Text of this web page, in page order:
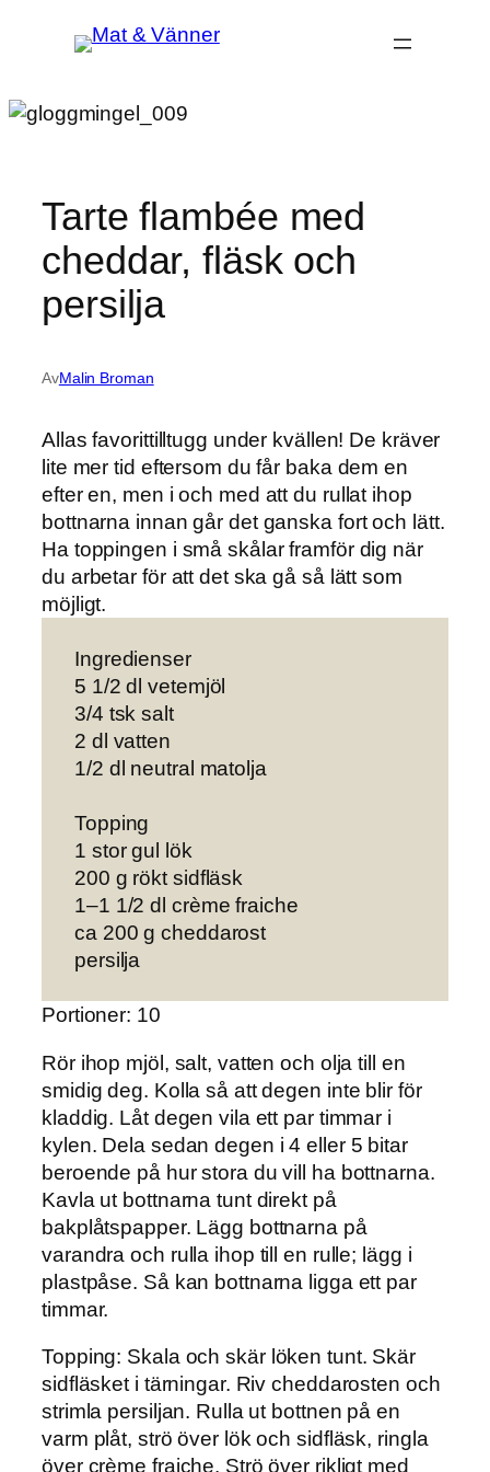
Tarte flambée med
cheddar, fläsk och
persilja
AvMalin Broman
Allas favorittilltugg under kvällen! De kräver
lite mer tid eftersom du får baka dem en
efter en, men i och med att du rullat ihop
bottnarna innan går det ganska fort och lätt.
Ha toppingen i små skålar framför dig när
du arbetar för att det ska gå så lätt som
möjligt.
Ingredienser
5 1/2 dl vetemjöl
3/4 tsk salt
2 dl vatten
1/2 dl neutral matolja
Topping
1 stor gul lök
200 g rökt sidfläsk
1–1 1/2 dl crème fraiche
ca 200 g cheddarost
persilja
Portioner: 10
Rör ihop mjöl, salt, vatten och olja till en
smidig deg. Kolla så att degen inte blir för
kladdig. Låt degen vila ett par timmar i
kylen. Dela sedan degen i 4 eller 5 bitar
beroende på hur stora du vill ha bottnarna.
Kavla ut bottnarna tunt direkt på
bakplåtspapper. Lägg bottnarna på
varandra och rulla ihop till en rulle; lägg i
plastpåse. Så kan bottnarna ligga ett par
timmar.
Topping: Skala och skär löken tunt. Skär
sidfläsket i tärningar. Riv cheddarosten och
strimla persiljan. Rulla ut bottnen på en
varm plåt, strö över lök och sidfläsk, ringla
över crème fraiche. Strö över rikligt med